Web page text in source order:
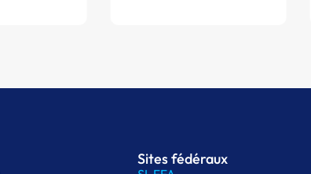
Sites fédéraux